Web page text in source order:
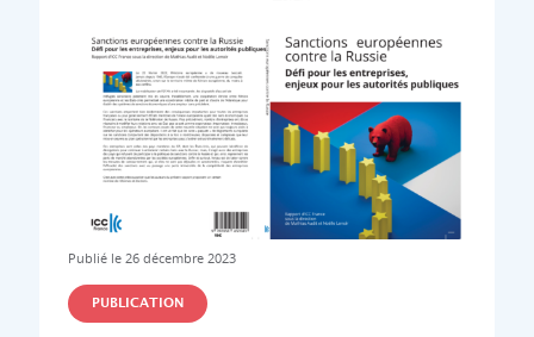
Publié le 26 décembre 2023
PUBLICATION